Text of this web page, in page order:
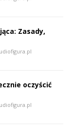
Zasady,
oczyścić